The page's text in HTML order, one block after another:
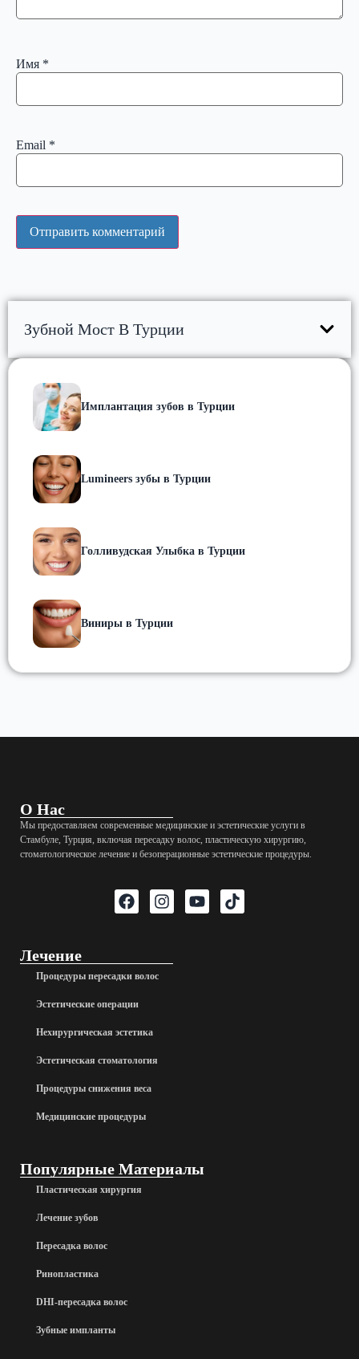
Имя *
Email *
Зубной Мост В Турции
Имплантация зубов в Турции
Lumineers зубы в Турции
Голливудская Улыбка в Турции
Виниры в Турции
О Нас
Мы предоставляем современные медицинские и эстетические услуги в
Стамбуле, Турция, включая пересадку волос, пластическую хирургию,
стоматологическое лечение и безоперационные эстетические процедуры.
Лечение
Процедуры пересадки волос
Эстетические операции
Нехирургическая эстетика
Эстетическая стоматология
Процедуры снижения веса
Медицинские процедуры
Популярные Материалы
Пластическая хирургия
Лечение зубов
Пересадка волос
Ринопластика
DHI-пересадка волос
Зубные импланты